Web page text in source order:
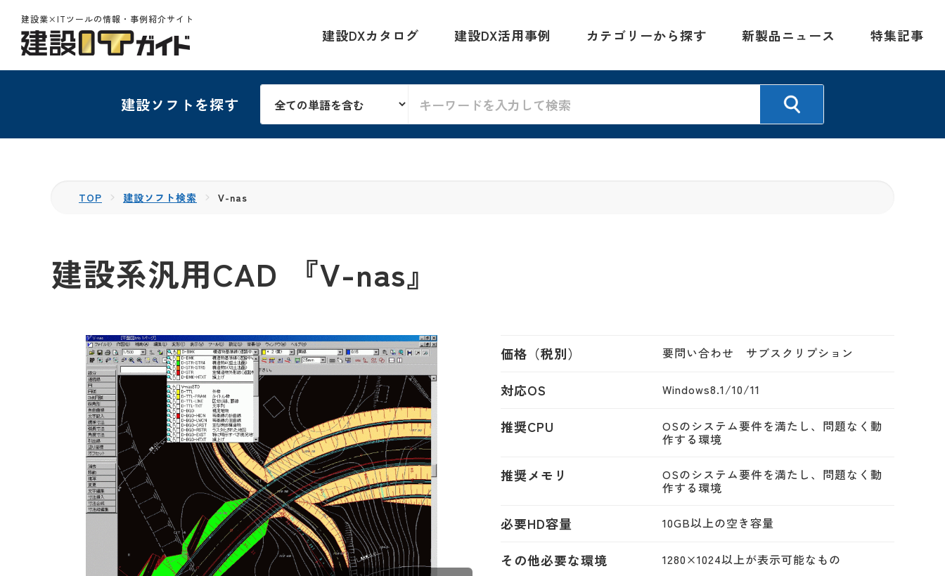
建設業×ITツールの情報・事例紹介サイト
建設DXカタログ 建設DX活用事例 カテゴリーから探す 新製品ニュース 特集記事
建設ソフトを探す
TOP 建設ソフト検索 V-nas
建設系汎用CAD 『V-nas』
価格（税別） 要問い合わせ サブスクリプション
対応OS Windows8.1/10/11
推奨CPU OSのシステム要件を満たし、問題なく動
作する環境
推奨メモリ OSのシステム要件を満たし、問題なく動
作する環境
必要HD容量 10GB以上の空き容量
その他必要な環境 1280×1024以上が表示可能なもの